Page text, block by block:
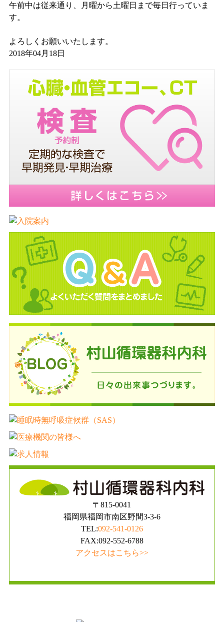
午前中は従来通り、月曜から土曜日まで毎日行っていま
す。
よろしくお願いいたします。
2018年04月18日
〒815-0041
福岡県福岡市南区野間3-3-6
TEL:092-541-0126
FAX:092-552-6788
アクセスはこちら>>